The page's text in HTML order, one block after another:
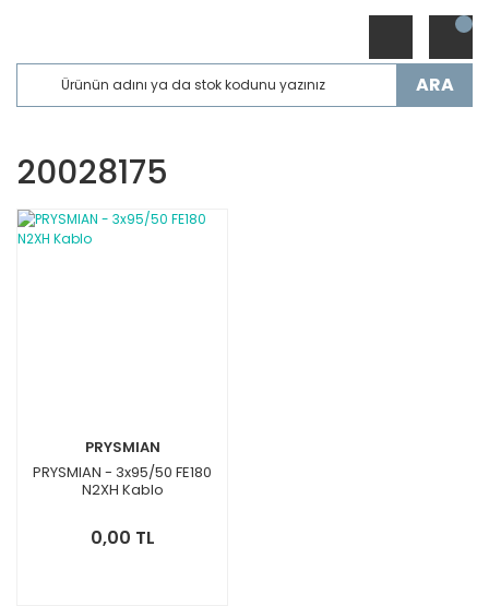
ARA
20028175
PRYSMIAN
PRYSMIAN - 3x95/50 FE180
N2XH Kablo
0,00 TL